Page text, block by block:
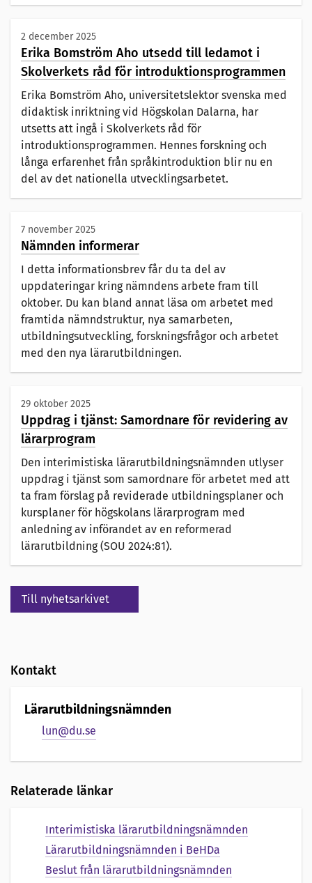
2 december 2025
Erika Bomström Aho utsedd till ledamot i
Skolverkets råd för introduktionsprogrammen
Erika Bomström Aho, universitetslektor svenska med
didaktisk inriktning vid Högskolan Dalarna, har
utsetts att ingå i Skolverkets råd för
introduktionsprogrammen. Hennes forskning och
långa erfarenhet från språkintroduktion blir nu en
del av det nationella utvecklingsarbetet.
7 november 2025
Nämnden informerar
I detta informationsbrev får du ta del av
uppdateringar kring nämndens arbete fram till
oktober. Du kan bland annat läsa om arbetet med
framtida nämndstruktur, nya samarbeten,
utbildningsutveckling, forskningsfrågor och arbetet
med den nya lärarutbildningen.
29 oktober 2025
Uppdrag i tjänst: Samordnare för revidering av
lärarprogram
Den interimistiska lärarutbildningsnämnden utlyser
uppdrag i tjänst som samordnare för arbetet med att
ta fram förslag på reviderade utbildningsplaner och
kursplaner för högskolans lärarprogram med
anledning av införandet av en reformerad
lärarutbildning (SOU 2024:81).
Till nyhetsarkivet
Kontakt
Lärarutbildningsnämnden
lun@du.se
Relaterade länkar
Interimistiska lärarutbildningsnämnden
Lärarutbildningsnämnden i BeHDa
Beslut från lärarutbildningsnämnden